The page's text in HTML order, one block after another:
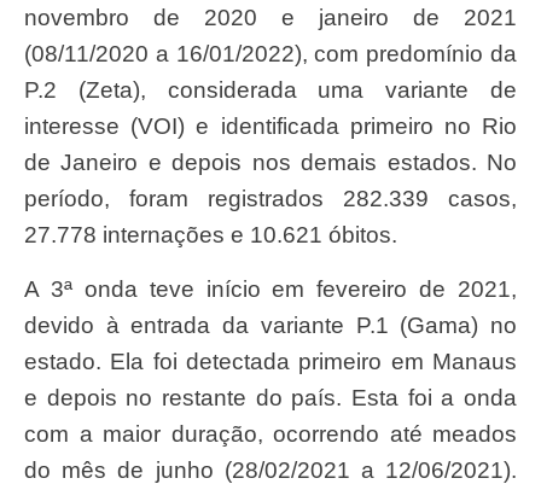
novembro de 2020 e janeiro de 2021
(08/11/2020 a 16/01/2022), com predomínio da
P.2 (Zeta), considerada uma variante de
interesse (VOI) e identificada primeiro no Rio
de Janeiro e depois nos demais estados. No
período, foram registrados 282.339 casos,
27.778 internações e 10.621 óbitos.
A 3ª onda teve início em fevereiro de 2021,
devido à entrada da variante P.1 (Gama) no
estado. Ela foi detectada primeiro em Manaus
e depois no restante do país. Esta foi a onda
com a maior duração, ocorrendo até meados
do mês de junho (28/02/2021 a 12/06/2021).